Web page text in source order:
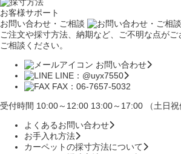
お客様サポート
お問い合わせ・ご相談
ご注文や採寸方法、納期など、ご不明な点が
ご相談ください。
お問い合わせ
LINE：@uyx7550
FAX：06-7657-5032
受付時間 10:00～12:00 13:00～17:00 （土日祝
よくあるお問い合わせ
お手入れ方法
カーペットの採寸方法について